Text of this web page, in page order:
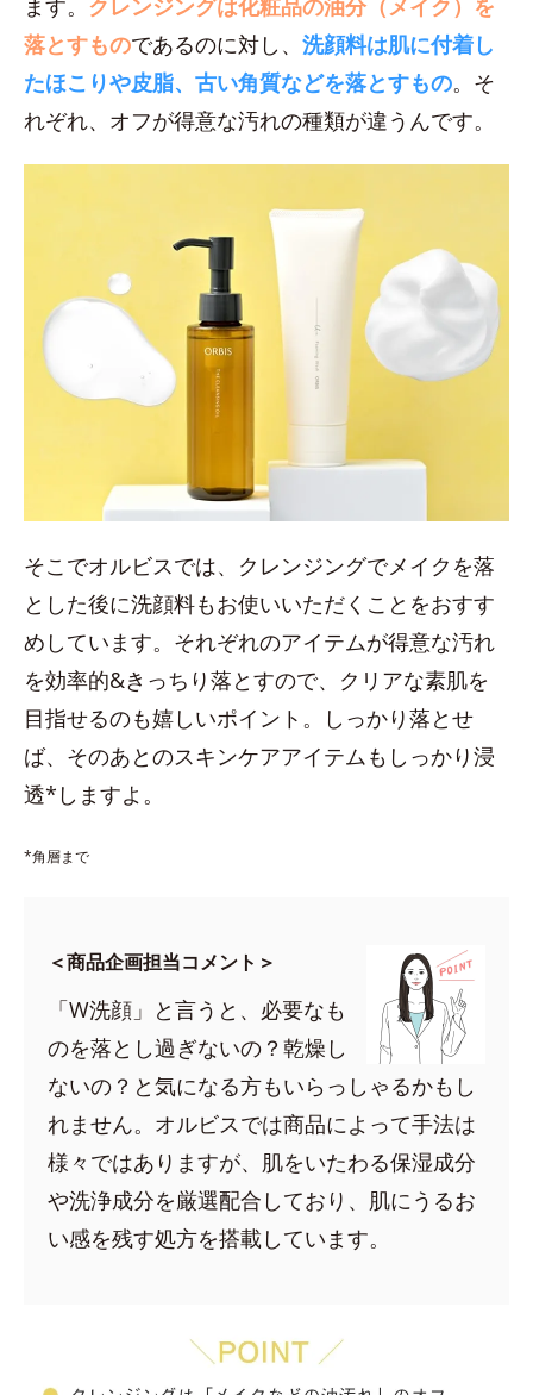
落とすものであるのに対し、 洗顔料は肌に付着し
たほこりや皮脂、古い角質などを落とすもの。そ
れぞれ、オフが得意な汚れの種類が違うんです。
そこでオルビスでは、クレンジングでメイクを落
とした後に洗顔料もお使いいただくことをおすす
めしています。それぞれのアイテムが得意な汚れ
を効率的&きっちり落とすので、クリアな素肌を
目指せるのも嬉しいポイント。しっかり落とせ
ば、そのあとのスキンケアアイテムもしっかり浸
透*しますよ。
*角層まで
＜商品企画担当コメント＞
「W洗顔」と言うと、必要なも
のを落とし過ぎないの？乾燥し
ないの？と気になる方もいらっしゃるかもし
れません。オルビスでは商品によって手法は
様々ではありますが、肌をいたわる保湿成分
や洗浄成分を厳選配合しており、肌にうるお
い感を残す処方を搭載しています。